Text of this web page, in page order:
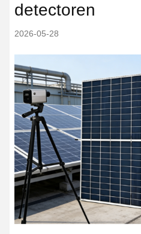
detectoren
2026-05-28